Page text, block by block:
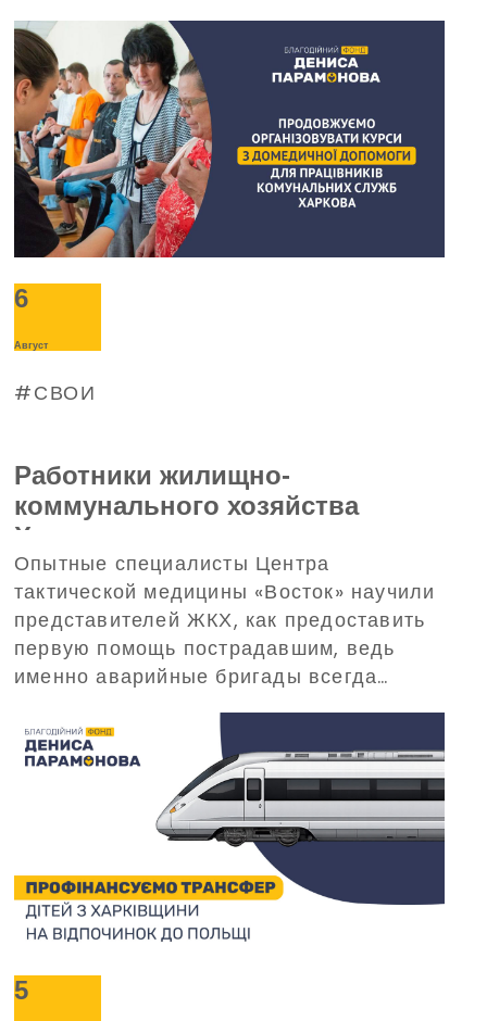
электропитания при масштабных
отключениях электроэнергии. С такой
просьбой о помощи в Фонд обратилось
руководство «Буревестника».
6
Август
СВОИ
Работники жилищно-
коммунального хозяйства
Харькова прошли тренинг по
домедицинской помощи,
организованный
Благотворительным фондом
Дениса Парамонова
Опытные специалисты Центра
тактической медицины «Восток» научили
представителей ЖКХ, как предоставить
первую помощь пострадавшим, ведь
именно аварийные бригады всегда
в критических ситуациях.
5